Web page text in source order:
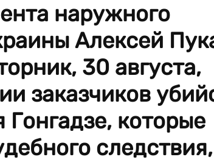
наружного
Алексей
30 августа,
заказчиков
которые
следствия,